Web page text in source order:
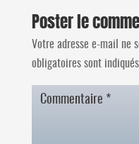
Poster le
Votre adresse e-mail ne
obligatoires sont